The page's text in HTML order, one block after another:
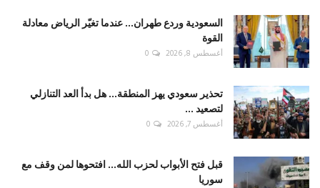
السعودية وردع طهران... عندما تغيّر الرياض معادلة
القوة
أغسطس 8, 2026 0
تحذير سعودي يهز المنطقة... هل بدأ العد التنازلي
لتصعيد ...
أغسطس 7, 2026 0
قبل فتح الأبواب لحزب الله... افتحوها لمن وقف مع
سوريا